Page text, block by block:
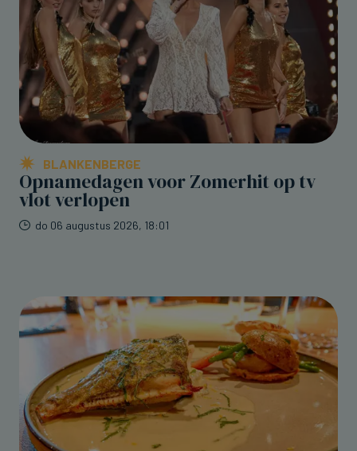
BLANKENBERGE
Opnamedagen voor Zomerhit op tv
vlot verlopen
do 06 augustus 2026, 18:01